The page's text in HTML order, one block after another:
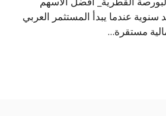
سنوية عندما يبدأ المستثمر العربي
مستقرة...